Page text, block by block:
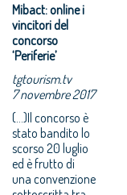
Mibact: online i
vincitori del
concorso
‘Periferie’
tgtourism.tv
7 novembre 2017
(...)Il concorso è
stato bandito lo
scorso 20 luglio
ed è frutto di
una convenzione